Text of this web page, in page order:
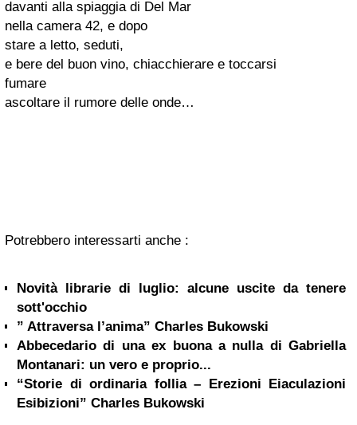
davanti alla spiaggia di Del Mar
nella camera 42, e dopo
stare a letto, seduti,
e bere del buon vino, chiacchierare e toccarsi
fumare
ascoltare il rumore delle onde…
Potrebbero interessarti anche :
Novità librarie di luglio: alcune uscite da tenere
sott'occhio
” Attraversa l’anima” Charles Bukowski
Abbecedario di una ex buona a nulla di Gabriella
Montanari: un vero e proprio...
“Storie di ordinaria follia – Erezioni Eiaculazioni
Esibizioni” Charles Bukowski